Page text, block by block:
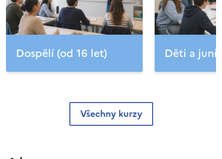
Dospělí (od 16 let) Děti a
Všechny kurzy